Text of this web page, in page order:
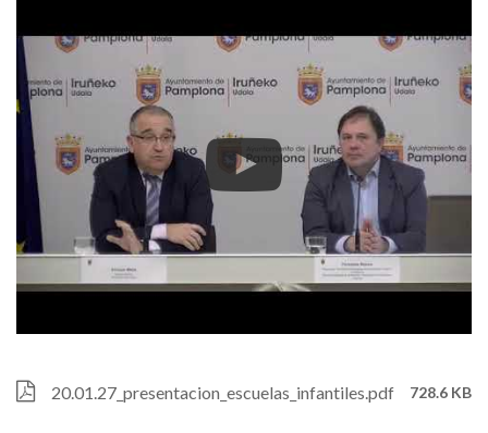
ingelesarekin
gehituko
dio
Goiz
Ederreko
eskaintzari
Fitxategi
20.01.27_presentacion_escuelas_infantiles.pdf 728.6 KB